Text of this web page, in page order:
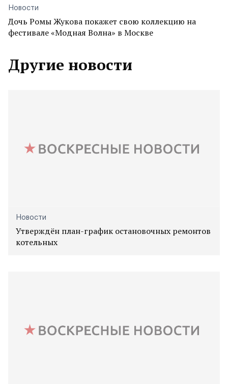
Новости
Дочь Ромы Жукова покажет свою коллекцию на
фестивале «Модная Волна» в Москве
Другие новости
Новости
Утверждён план-график остановочных ремонтов
котельных